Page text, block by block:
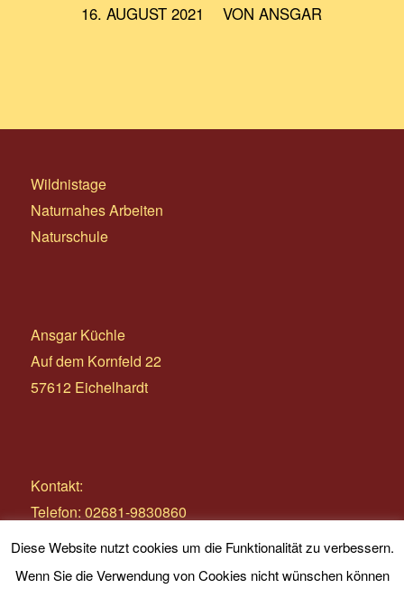
16. AUGUST 2021
/ VONANSGAR
Wildnistage
Naturnahes Arbeiten
Naturschule
Ansgar Küchle
Auf dem Kornfeld 22
57612 Eichelhardt
Kontakt:
Telefon: 02681-9830860
E-Mail:
info@wildnistage.com
Diese Website nutzt cookies um die Funktionalität zu verbessern.
Wenn Sie die Verwendung von Cookies nicht wünschen können